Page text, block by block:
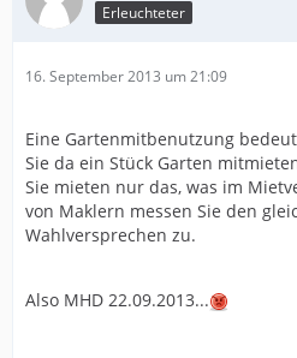
Erleuchteter
16. September 2013 um 21:09
Eine Gartenmitbenutzung
Sie da ein Stück Garten
Sie mieten nur das, was im
von Maklern messen Sie den
Wahlversprechen zu.
Also MHD 22.09.2013...